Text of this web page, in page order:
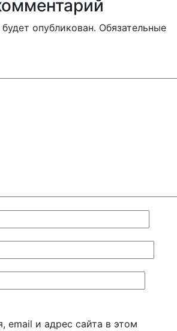
опубликован. Обязательные
email и адрес сайта в этом